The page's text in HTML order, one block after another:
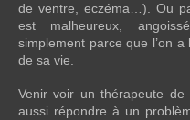
de ventre, eczéma…). Ou
est malheureux,
simplement parce que l’on
de sa vie.
Venir voir un thérapeute de
aussi répondre à un